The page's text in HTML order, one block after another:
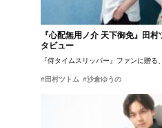
『心配無用ノ介 天下御免』田
タビュー
『侍タイムスリッパー』ファンに贈
#田村ツトム #沙倉ゆうの